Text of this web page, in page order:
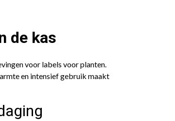
de kas
voor labels voor planten.
en intensief gebruik maakt